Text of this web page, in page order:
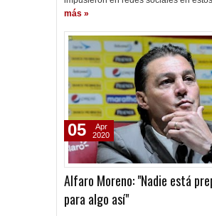
más »
Alfaro Moreno: "Nadie está
para algo así"
05
Apr
2020